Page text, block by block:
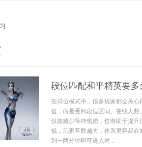
段位匹配和平精英要多
在排位模式中，很多玩家都会关
值，而是受到段位区间、在线人
仅能减少等待焦虑，也有助于提
低，玩家基数越大，体系更容易
到一两分钟即可进入对...